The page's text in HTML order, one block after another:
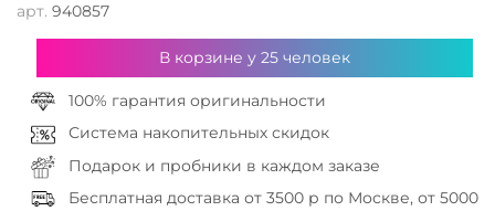
арт. 940857
В корзине у 25человек
100% гарантия оригинальности
Система накопительных скидок
Подарок и пробники в каждом заказе
Бесплатная доставка от 3500 р по Москве, от 5000